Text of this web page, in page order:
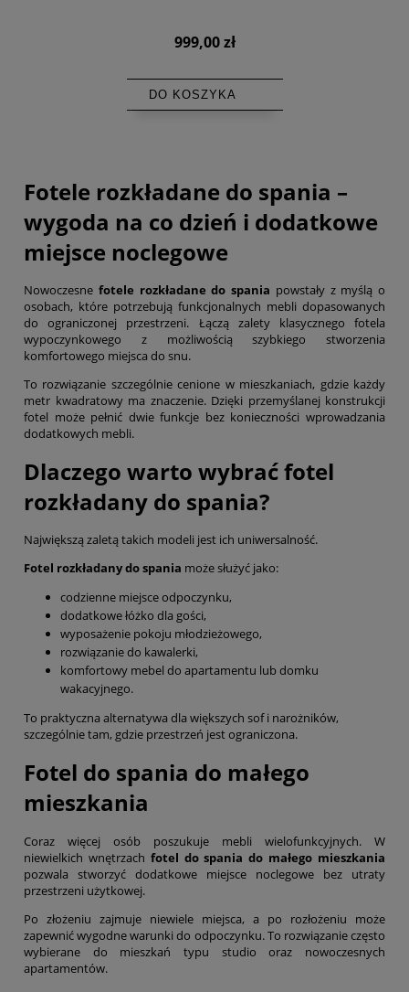
999,00 zł
DO KOSZYKA
Fotele rozkładane do spania –
wygoda na co dzień i dodatkowe
miejsce noclegowe
Nowoczesne fotele rozkładane do spania powstały z myślą o
osobach, które potrzebują funkcjonalnych mebli dopasowanych
do ograniczonej przestrzeni. Łączą zalety klasycznego fotela
wypoczynkowego z możliwością szybkiego stworzenia
komfortowego miejsca do snu.
To rozwiązanie szczególnie cenione w mieszkaniach, gdzie każdy
metr kwadratowy ma znaczenie. Dzięki przemyślanej konstrukcji
fotel może pełnić dwie funkcje bez konieczności wprowadzania
dodatkowych mebli.
Dlaczego warto wybrać fotel
rozkładany do spania?
Największą zaletą takich modeli jest ich uniwersalność.
Fotel rozkładany do spania może służyć jako:
codzienne miejsce odpoczynku,
dodatkowe łóżko dla gości,
wyposażenie pokoju młodzieżowego,
rozwiązanie do kawalerki,
komfortowy mebel do apartamentu lub domku
wakacyjnego.
To praktyczna alternatywa dla większych sof i narożników,
szczególnie tam, gdzie przestrzeń jest ograniczona.
Fotel do spania do małego
mieszkania
Coraz więcej osób poszukuje mebli wielofunkcyjnych. W
niewielkich wnętrzach fotel do spania do małego mieszkania
pozwala stworzyć dodatkowe miejsce noclegowe bez utraty
przestrzeni użytkowej.
Po złożeniu zajmuje niewiele miejsca, a po rozłożeniu może
zapewnić wygodne warunki do odpoczynku. To rozwiązanie często
wybierane do mieszkań typu studio oraz nowoczesnych
apartamentów.